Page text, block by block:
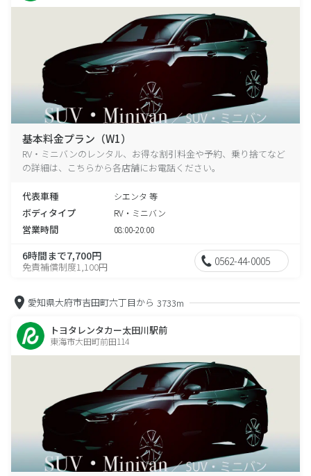
基本料金プラン（W1）
RV・ミニバンのレンタル、お得な割引料金や予約、乗り捨てなど
の詳細は、こちらから各店舗にお電話ください。
代表車種 シエンタ 等
ボディタイプ RV・ミニバン
営業時間 08:00-20:00
6時間まで7,700円
免責補償制度1,100円 0562-44-0005
愛知県大府市吉田町六丁目から 3733m
トヨタレンタカー太田川駅前
東海市大田町前田114